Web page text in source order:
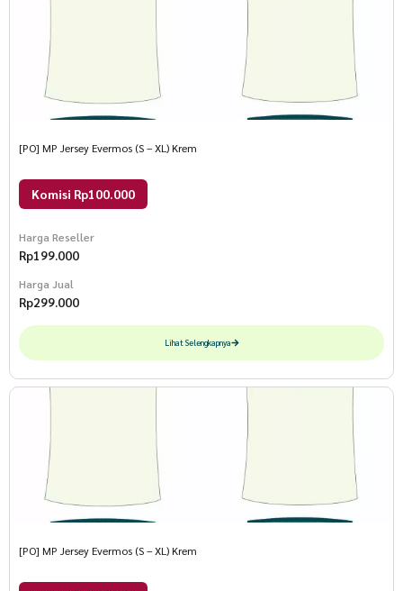
[PO] MP Jersey Evermos (S – XL) Krem
Komisi Rp100.000
Harga Reseller
Rp199.000
Harga Jual
Rp299.000
Lihat Selengkapnya
[PO] MP Jersey Evermos (S – XL) Krem